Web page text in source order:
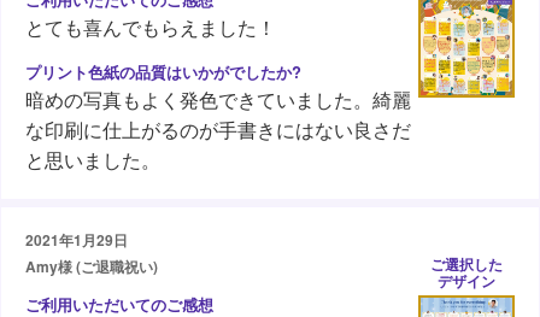
とても喜んでもらえました！
暗めの写真もよく発色できていました。綺麗
な印刷に仕上がるのが手書きにはない良さだ
と思いました。
2021年1月29日
Amy様 (ご退職祝い)
ご選択した
デザイン